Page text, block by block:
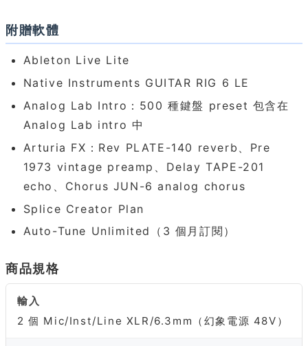
附贈軟體
Ableton Live Lite
Native Instruments GUITAR RIG 6 LE
Analog Lab Intro：500 種鍵盤 preset 包含在
Analog Lab intro 中
Arturia FX：Rev PLATE-140 reverb、Pre
1973 vintage preamp、Delay TAPE-201
echo、Chorus JUN-6 analog chorus
Splice Creator Plan
Auto-Tune Unlimited（3 個月訂閱）
商品規格
輸入
2 個 Mic/Inst/Line XLR/6.3mm（幻象電源 48V）